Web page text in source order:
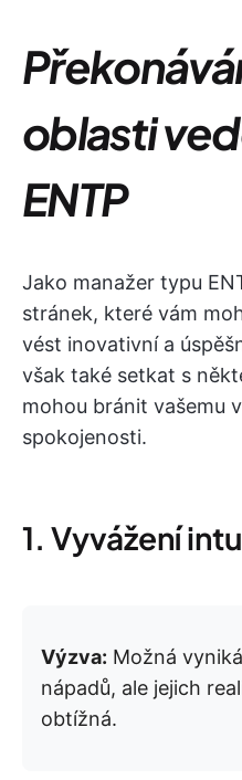
oblasti
ENTP
Jako manažer typu
stránek, které vám
vést inovativní a
však také setkat s
mohou bránit vašemu
spokojenosti.
1. Vyvážení
Výzva: Možná
nápadů, ale jejich
obtížná.